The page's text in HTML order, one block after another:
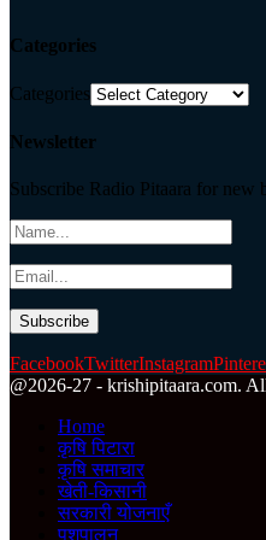
Categories
Categories
Newsletter
Subscribe Radio Pitaara for new
FacebookTwitterInstagram
@2026-27 - krishipitaara.com.
Home
कृषि पिटारा
कृषि समाचार
खेती-किसानी
सरकारी योजनाएँ
पशुपालन